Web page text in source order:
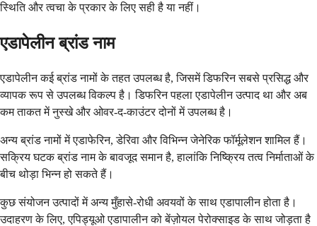
स्थिति और त्वचा के प्रकार के लिए सही है या नहीं।
एडापेलीन ब्रांड नाम
एडापेलीन कई ब्रांड नामों के तहत उपलब्ध है, जिसमें डिफरिन सबसे प्रसिद्ध और
व्यापक रूप से उपलब्ध विकल्प है। डिफरिन पहला एडापेलीन उत्पाद था और अब
कम ताकत में नुस्खे और ओवर-द-काउंटर दोनों में उपलब्ध है।
अन्य ब्रांड नामों में एडाफेरिन, डेरिवा और विभिन्न जेनेरिक फॉर्मूलेशन शामिल हैं।
सक्रिय घटक ब्रांड नाम के बावजूद समान है, हालांकि निष्क्रिय तत्व निर्माताओं के
बीच थोड़ा भिन्न हो सकते हैं।
कुछ संयोजन उत्पादों में अन्य मुँहासे-रोधी अवयवों के साथ एडापालीन होता है।
उदाहरण के लिए, एपिड्यूओ एडापालीन को बेंज़ोयल पेरोक्साइड के साथ जोड़ता है